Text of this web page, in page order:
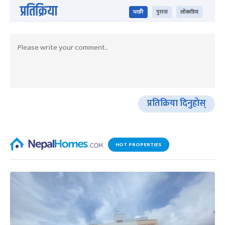
प्रतिक्रिया भर्खरै पुराना लोकप्रिय
प्रतिक्रिया दिनुहोस्
HOT PROPERTIES